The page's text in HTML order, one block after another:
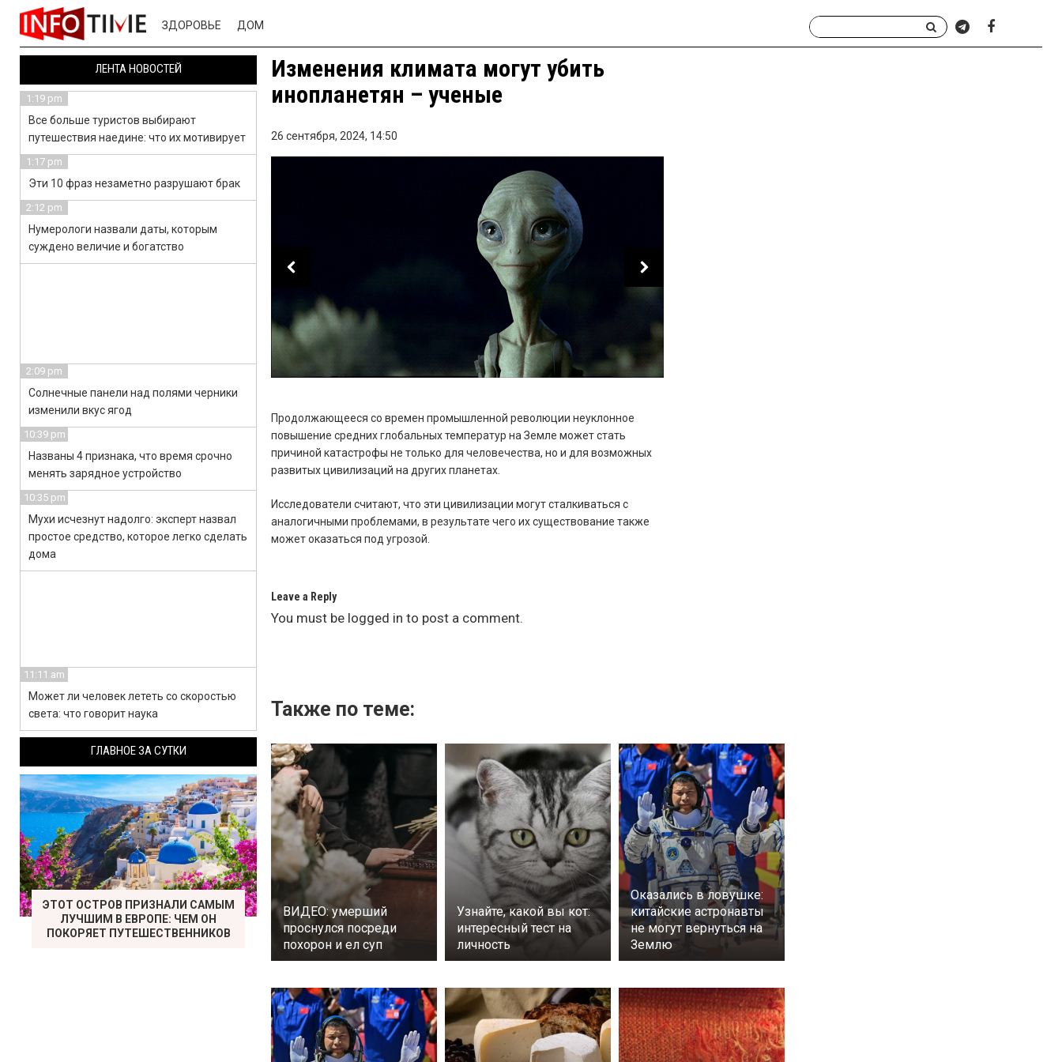
ЗДОРОВЬЕ ДОМ
Изменения климата могут убить
инопланетян – ученые
26 сентября, 2024, 14:50
Продолжающееся со времен промышленной революции неуклонное
повышение средних глобальных температур на Земле может стать
причиной катастрофы не только для человечества, но и для возможных
развитых цивилизаций на других планетах.
Исследователи считают, что эти цивилизации могут сталкиваться с
аналогичными проблемами, в результате чего их существование также
может оказаться под угрозой.
Leave a Reply
You must be logged in to post a comment.
Также по теме:
ВИДЕО: умерший
проснулся посреди
похорон и ел суп
Узнайте, какой вы кот:
интересный тест на
личность
Оказались в ловушке:
китайские астронавты
не могут вернуться на
Землю
ЛЕНТА НОВОСТЕЙ
1:19 pm
Все больше туристов выбирают
путешествия наедине: что их мотивирует
1:17 pm
Эти 10 фраз незаметно разрушают брак
2:12 pm
Нумерологи назвали даты, которым
суждено величие и богатство
2:09 pm
Солнечные панели над полями черники
изменили вкус ягод
10:39 pm
Названы 4 признака, что время срочно
менять зарядное устройство
10:35 pm
Мухи исчезнут надолго: эксперт назвал
простое средство, которое легко сделать
дома
11:11 am
Может ли человек лететь со скоростью
света: что говорит наука
ГЛАВНОЕ ЗА СУТКИ
ЭТОТ ОСТРОВ ПРИЗНАЛИ САМЫМ
ЛУЧШИМ В ЕВРОПЕ: ЧЕМ ОН
ПОКОРЯЕТ ПУТЕШЕСТВЕННИКОВ